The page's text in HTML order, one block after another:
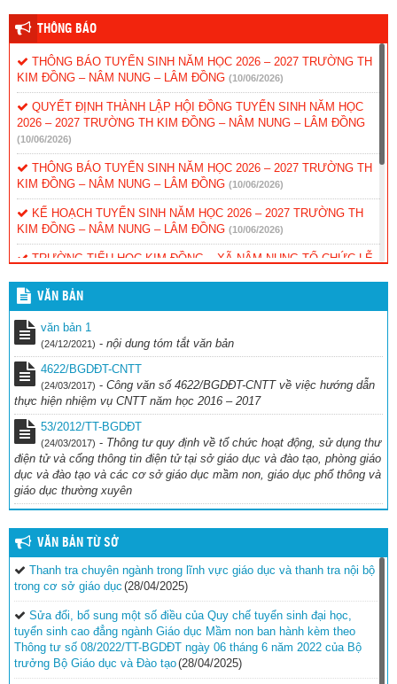
THÔNG BÁO
THÔNG BÁO TUYỂN SINH NĂM HỌC 2026 – 2027 TRƯỜNG TH
KIM ĐỒNG – NÂM NUNG – LÂM ĐỒNG (10/06/2026)
QUYẾT ĐỊNH THÀNH LẬP HỘI ĐỒNG TUYỂN SINH NĂM HỌC
2026 – 2027 TRƯỜNG TH KIM ĐỒNG – NÂM NUNG – LÂM ĐỒNG
(10/06/2026)
THÔNG BÁO TUYỂN SINH NĂM HỌC 2026 – 2027 TRƯỜNG TH
KIM ĐỒNG – NÂM NUNG – LÂM ĐỒNG (10/06/2026)
KẾ HOẠCH TUYỂN SINH NĂM HỌC 2026 – 2027 TRƯỜNG TH
KIM ĐỒNG – NÂM NUNG – LÂM ĐỒNG (10/06/2026)
TRƯỜNG TIỂU HỌC KIM ĐỒNG – XÃ NÂM NUNG TỔ CHỨC LỄ
XÃ NÂM NUNG TỔ CHỨC LỄ PHÁT ĐỘNG NGÀY CHẠY
OLYMPIC VÌ SỨC KHỎE TOÀN DÂN NĂM 2026
KẾ HOẠCH THU – CHI NĂM HỌC 2025 – 2026 Trường Tiểu học
Kim Đồng – Nâm Nung – Lâm Đồng
Quyết định về việc ban hành quy chế quản lý hồ sơ số và học bạ
số năm học 2025 – 2026 và những năm học tiếp theo
VĂN BẢN
văn bản 1
(24/12/2021) - nội dung tóm tắt văn bản
4622/BGDĐT-CNTT
(24/03/2017) - Công văn số 4622/BGDĐT-CNTT về việc hướng dẫn
thực hiện nhiệm vụ CNTT năm học 2016 – 2017
53/2012/TT-BGDĐT
(24/03/2017) - Thông tư quy định về tổ chức hoạt động, sử dụng thư
điện tử và cổng thông tin điện tử tại sở giáo dục và đào tạo, phòng giáo
dục và đào tạo và các cơ sở giáo dục mầm non, giáo dục phổ thông và
giáo dục thường xuyên
VĂN BẢN TỪ SỞ
Thanh tra chuyên ngành trong lĩnh vực giáo dục và thanh tra nội bộ
trong cơ sở giáo dục (28/04/2025)
Sửa đổi, bổ sung một số điều của Quy chế tuyển sinh đại học,
tuyển sinh cao đẳng ngành Giáo dục Mầm non ban hành kèm theo
Thông tư số 08/2022/TT-BGDĐT ngày 06 tháng 6 năm 2022 của Bộ
trưởng Bộ Giáo dục và Đào tạo(28/04/2025)